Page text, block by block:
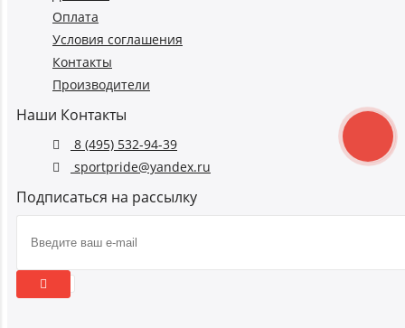
Оплата
Условия соглашения
Контакты
Производители
Наши Контакты
8 (495) 532-94-39
sportpride@yandex.ru
Подписаться на рассылку